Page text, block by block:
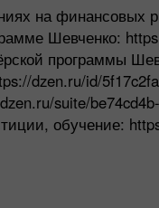
на финансовых
Шевченко:
программы
dzen.ru/id/
suite/
обучение: